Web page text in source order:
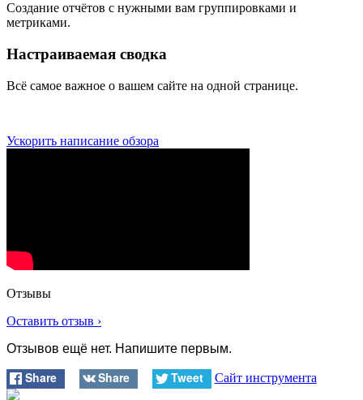
Создание отчётов с нужными вам группировками и
метриками.
Настраиваемая сводка
Всё самое важное о вашем сайте на одной странице.
Ускорить написание обзора
Отзывы
Оставить отзыв ›
Отзывов ещё нет. Напишите первым.
Share Share Tweet Сайт инструмента